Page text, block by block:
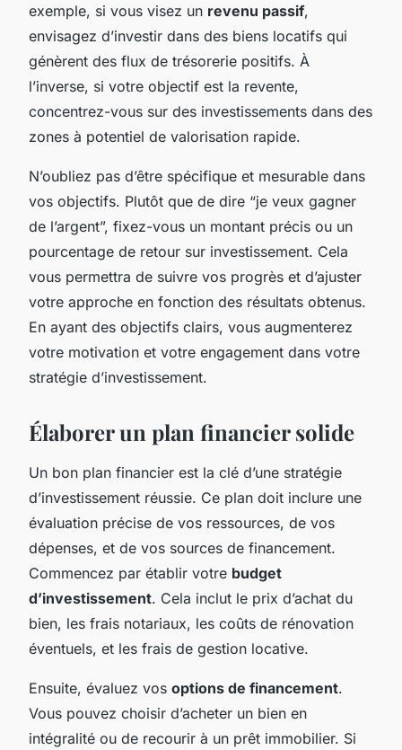
exemple, si vous visez un revenu passif,
envisagez d’investir dans des biens locatifs qui
génèrent des flux de trésorerie positifs. À
l’inverse, si votre objectif est la revente,
concentrez-vous sur des investissements dans des
zones à potentiel de valorisation rapide.
N’oubliez pas d’être spécifique et mesurable dans
vos objectifs. Plutôt que de dire “je veux gagner
de l’argent”, fixez-vous un montant précis ou un
pourcentage de retour sur investissement. Cela
vous permettra de suivre vos progrès et d’ajuster
votre approche en fonction des résultats obtenus.
En ayant des objectifs clairs, vous augmenterez
votre motivation et votre engagement dans votre
stratégie d’investissement.
Élaborer un plan financier solide
Un bon plan financier est la clé d’une stratégie
d’investissement réussie. Ce plan doit inclure une
évaluation précise de vos ressources, de vos
dépenses, et de vos sources de financement.
Commencez par établir votre budget
d’investissement. Cela inclut le prix d’achat du
bien, les frais notariaux, les coûts de rénovation
éventuels, et les frais de gestion locative.
Ensuite, évaluez vos options de financement.
Vous pouvez choisir d’acheter un bien en
intégralité ou de recourir à un prêt immobilier. Si